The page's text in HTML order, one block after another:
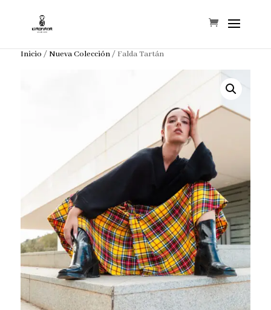
Inicio /Nueva Colección/ Falda Tartán